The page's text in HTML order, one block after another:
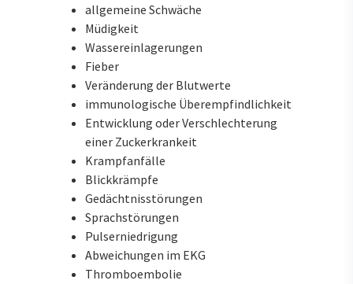
allgemeine Schwäche
Müdigkeit
Wassereinlagerungen
Fieber
Veränderung der Blutwerte
immunologische Überempfindlichkeit
Entwicklung oder Verschlechterung
einer Zuckerkrankeit
Krampfanfälle
Blickkrämpfe
Gedächtnisstörungen
Sprachstörungen
Pulserniedrigung
Abweichungen im EKG
Thromboembolie